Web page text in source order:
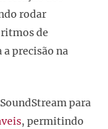
rodar
de
precisão na
para
, permitindo